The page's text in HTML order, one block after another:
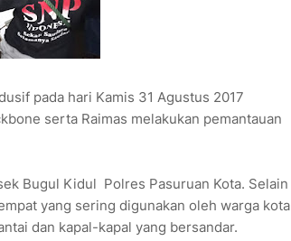
pada hari Kamis 31 Agustus 2017
serta Raimas melakukan pemantauan
Bugul Kidul Polres Pasuruan Kota. Selain
yang sering digunakan oleh warga kota
dan kapal-kapal yang bersandar.